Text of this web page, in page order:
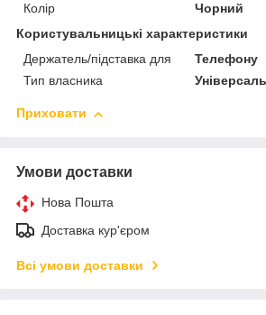
Колір
Чорний
Користувальницькі характеристики
Держатель/підставка для
Телефону
Тип власника
Приховати
Умови доставки
Нова Пошта
Доставка кур'єром
Всі умови доставки